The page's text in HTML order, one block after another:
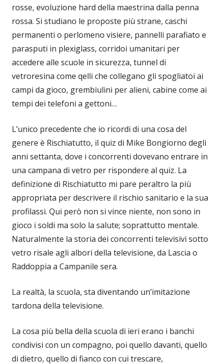
rosse, evoluzione hard della maestrina dalla penna
rossa. Si studiano le proposte più strane, caschi
permanenti o perlomeno visiere, pannelli parafiato e
parasputi in plexiglass, corridoi umanitari per
accedere alle scuole in sicurezza, tunnel di
vetroresina come qelli che collegano gli spogliatoi ai
campi da gioco, grembiulini per alieni, cabine come ai
tempi dei telefoni a gettoni…
L’unico precedente che io ricordi di una cosa del
genere è Rischiatutto, il quiz di Mike Bongiorno degli
anni settanta, dove i concorrenti dovevano entrare in
una campana di vetro per rispondere al quiz. La
definizione di Rischiatutto mi pare peraltro la più
appropriata per descrivere il rischio sanitario e la sua
profilassi. Qui però non si vince niente, non sono in
gioco i soldi ma solo la salute; soprattutto mentale.
Naturalmente la storia dei concorrenti televisivi sotto
vetro risale agli albori della televisione, da Lascia o
Raddoppia a Campanile sera.
La realtà, la scuola, sta diventando un’imitazione
tardona della televisione.
La cosa più bella della scuola di ieri erano i banchi
condivisi con un compagno, poi quello davanti, quello
di dietro, quello di fianco con cui trescare,